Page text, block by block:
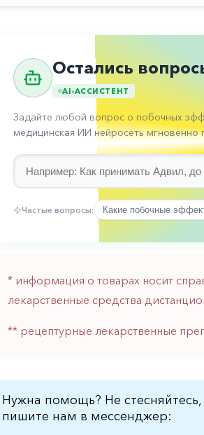
Остались
AI-АССИСТЕНТ
Задайте любой вопрос о побочных
медицинская ИИ нейросеть мгновенно
Частые вопросы: Какие побочные
* информация о товарах носит
лекарственные средства
** рецептурные лекарственные
Нужна помощь? Не стесняйтесь,
пишите нам в мессенджер: